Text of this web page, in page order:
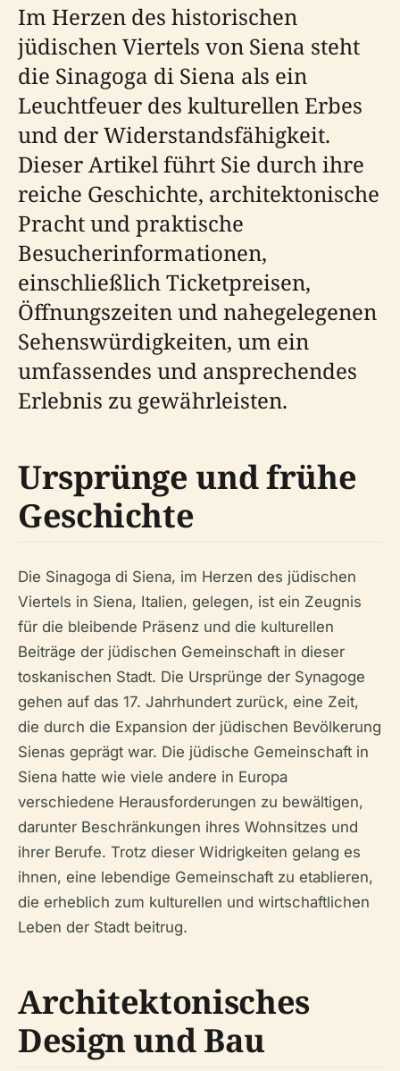
Im Herzen des historischen
jüdischen Viertels von Siena steht
die Sinagoga di Siena als ein
Leuchtfeuer des kulturellen Erbes
und der Widerstandsfähigkeit.
Dieser Artikel führt Sie durch ihre
reiche Geschichte, architektonische
Pracht und praktische
Besucherinformationen,
einschließlich Ticketpreisen,
Öffnungszeiten und nahegelegenen
Sehenswürdigkeiten, um ein
umfassendes und ansprechendes
Erlebnis zu gewährleisten.
Ursprünge und frühe
Geschichte
Die Sinagoga di Siena, im Herzen des jüdischen
Viertels in Siena, Italien, gelegen, ist ein Zeugnis
für die bleibende Präsenz und die kulturellen
Beiträge der jüdischen Gemeinschaft in dieser
toskanischen Stadt. Die Ursprünge der Synagoge
gehen auf das 17. Jahrhundert zurück, eine Zeit,
die durch die Expansion der jüdischen Bevölkerung
Sienas geprägt war. Die jüdische Gemeinschaft in
Siena hatte wie viele andere in Europa
verschiedene Herausforderungen zu bewältigen,
darunter Beschränkungen ihres Wohnsitzes und
ihrer Berufe. Trotz dieser Widrigkeiten gelang es
ihnen, eine lebendige Gemeinschaft zu etablieren,
die erheblich zum kulturellen und wirtschaftlichen
Leben der Stadt beitrug.
Architektonisches
Design und Bau